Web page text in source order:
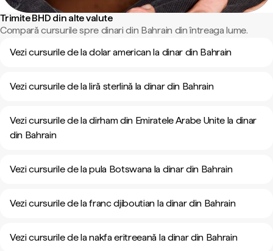
Trimite BHD din alte valute
Compară cursurile spre dinari din Bahrain din întreaga lume.
Vezi cursurile de la dolar american la dinar din Bahrain
Vezi cursurile de la liră sterlină la dinar din Bahrain
Vezi cursurile de la dirham din Emiratele Arabe Unite la dinar
din Bahrain
Vezi cursurile de la pula Botswana la dinar din Bahrain
Vezi cursurile de la franc djiboutian la dinar din Bahrain
Vezi cursurile de la nakfa eritreeană la dinar din Bahrain